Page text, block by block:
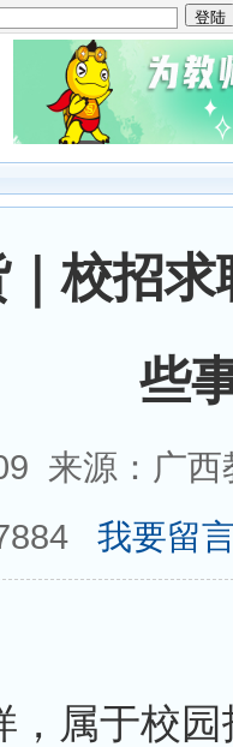
校招
些
来源：广
我要留
，属于校